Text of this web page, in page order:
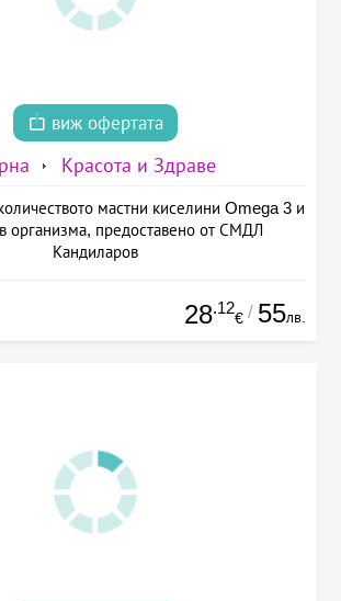
виж офертата
Красота и Здраве
мастни киселини Omega 3 и
организма, предоставено от СМДЛ
Кандиларов
28.12
€ / 55лв.